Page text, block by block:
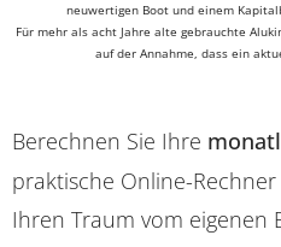
neuwertigen Boot und einem
Für mehr als acht Jahre alte gebrauchte
auf der Annahme, dass ein
Berechnen Sie Ihre
praktische Online-
Ihren Traum vom eigenen